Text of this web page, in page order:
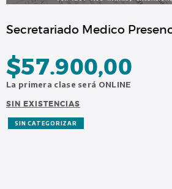
Secretariado Medico
$57.900,00
La primera clase será ONLINE
SIN EXISTENCIAS
SIN CATEGORIZAR